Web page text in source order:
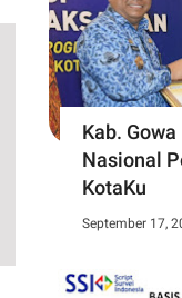
Kab.
Nasional
KotaKu
September 17,